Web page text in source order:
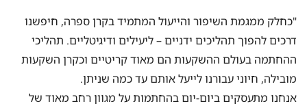
"כחלק ממגמת השיפור והייעול המתמיד בקרן ספרה, חיפשנו
דרכים להפוך תהליכים ידניים – ליעילים ודיגיטליים. תהליכי
ההחתמה בעולם ההשקעות הם מאוד קריטיים וכקרן השקעות
מובילה, חיוני עבורנו לייעל אותם עד כמה שניתן.
אנחנו מתעסקים ביום-יום בהחתמות על מגוון רחב מאוד של